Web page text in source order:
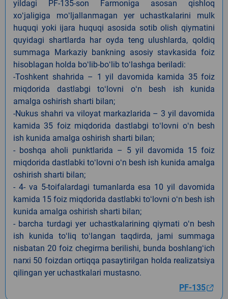
yildagi PF-135-son Farmoniga asosan qishloq
xoʻjaligiga moʻljallanmagan yer uchastkalarini mulk
huquqi yoki ijara huquqi asosida sotib olish qiymatini
quyidagi shartlarda har oyda teng ulushlarda, qoldiq
summaga Markaziy bankning asosiy stavkasida foiz
hisoblagan holda boʻlib-boʻlib toʻlashga beriladi:
-Toshkent shahrida – 1 yil davomida kamida 35 foiz
miqdorida dastlabgi toʻlovni oʻn besh ish kunida
amalga oshirish sharti bilan;
-Nukus shahri va viloyat markazlarida – 3 yil davomida
kamida 35 foiz miqdorida dastlabgi toʻlovni oʻn besh
ish kunida amalga oshirish sharti bilan;
- boshqa aholi punktlarida – 5 yil davomida 15 foiz
miqdorida dastlabki toʻlovni oʻn besh ish kunida amalga
oshirish sharti bilan;
- 4- va 5-toifalardagi tumanlarda esa 10 yil davomida
kamida 15 foiz miqdorida dastlabki toʻlovni oʻn besh ish
kunida amalga oshirish sharti bilan;
- barcha turdagi yer uchastkalarining qiymati oʻn besh
ish kunida toʻliq toʻlangan taqdirda, jami summaga
nisbatan 20 foiz chegirma berilishi, bunda boshlangʻich
narxi 50 foizdan ortiqqa pasaytirilgan holda realizatsiya
qilingan yer uchastkalari mustasno.
PF-135